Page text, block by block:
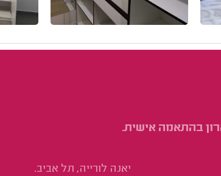
בהתאמה אישית.
יאנה לורייה, תל אביב.